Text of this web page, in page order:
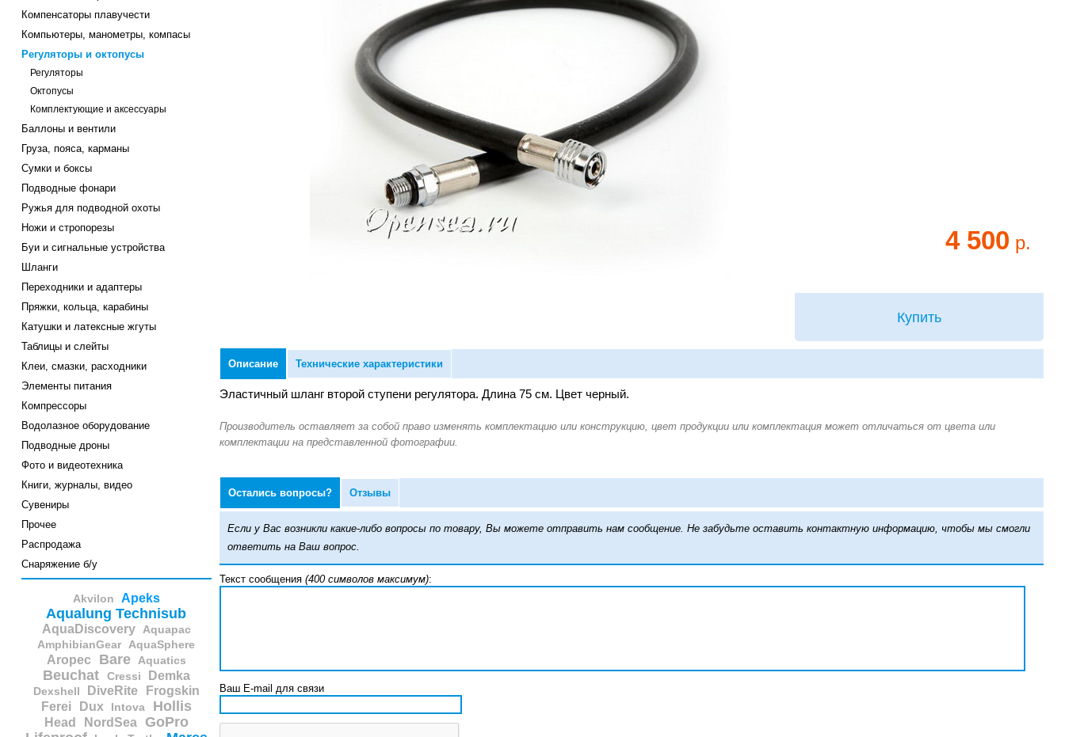
Компенсаторы плавучести
Компьютеры, манометры, компасы
Регуляторы и октопусы
Регуляторы
Октопусы
Комплектующие и аксессуары
Баллоны и вентили
Груза, пояса, карманы
Сумки и боксы
Подводные фонари
Ружья для подводной охоты
Ножи и стропорезы
Буи и сигнальные устройства
Шланги
Переходники и адаптеры
Пряжки, кольца, карабины
Катушки и латексные жгуты
Таблицы и слейты
Клеи, смазки, расходники
Элементы питания
Компрессоры
Водолазное оборудование
Подводные дроны
Фото и видеотехника
Книги, журналы, видео
Сувениры
Прочее
Распродажа
Снаряжение б/у
Akvilon Apeks
Aqualung Technisub
AquaDiscovery Aquapac
AmphibianGear AquaSphere
Aropec Bare Aquatics
Beuchat Cressi Demka
Dexshell DiveRite
Frogskin
Ferei
Dux Intova Hollis
Head NordSea
GoPro
4 500 р.
Купить
Описание Технические характеристики
Эластичный шланг второй ступени регулятора. Длина 75 см. Цвет черный.
Остались вопросы? Отзывы
Если у Вас возникли какие-либо вопросы по товару, Вы можете отправить нам сообщение. Не забудьте оставить контактную информацию, чтобы мы смогли
ответить на Ваш вопрос.
Текст сообщения (400 символов максимум):
Ваш E-mail для связи